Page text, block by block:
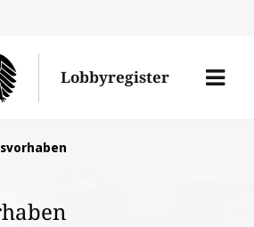
Lobbyregister
Menü